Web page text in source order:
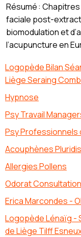
Résumé :
faciale post-
biomodulation et
l’acupuncture en
Logopède Bilan
Liège Seraing
Hypnose
Psy Travail
Psy Professionnels
Acouphènes
Allergies Pollens
Odorat Consultation
Erica Marcondes -
Logopède Lénaïg -
de Liège Tilff